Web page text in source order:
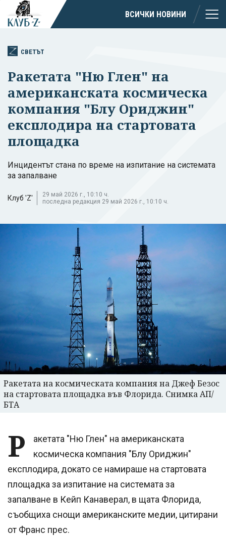
ВСИЧКИ НОВИНИ
СВЕТЪТ
Ракетата "Ню Глен" на
американската космическа
компания "Блу Ориджин"
експлодира на стартовата
площадка
Инцидентът стана по време на изпитание на системата
за запалване
Клуб 'Z'
29 май 2026 г., 10:10 ч.
последна редакция 29 май 2026 г., 10:10 ч.
Ракетата на космическата компания на Джеф Безос
на стартовата площадка във Флорида. Снимка АП/
БТА
Р
акетата "Ню Глен" на американската
космическа компания "Блу Ориджин"
експлодира, докато се намираше на стартовата
площадка за изпитание на системата за
запалване в Кейп Канаверал, в щата Флорида,
съобщиха снощи американските медии, цитирани
от Франс прес.